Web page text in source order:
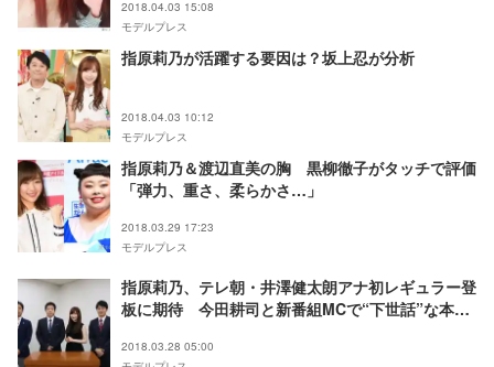
2018.04.03 15:08
モデルプレス
指原莉乃が活躍する要因は？坂上忍が分析
2018.04.03 10:12
モデルプレス
指原莉乃＆渡辺直美の胸 黒柳徹子がタッチで評価
「弾力、重さ、柔らかさ…」
2018.03.29 17:23
モデルプレス
指原莉乃、テレ朝・井澤健太朗アナ初レギュラー登
板に期待 今田耕司と新番組MCで“下世話”な本領
2018.03.28 05:00